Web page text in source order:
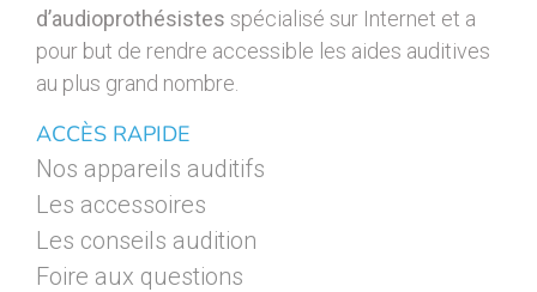
d’audioprothésistes spécialisé sur Internet et a
pour but de rendre accessible les aides auditives
au plus grand nombre.
ACCÈS RAPIDE
Nos appareils auditifs
Les accessoires
Les conseils audition
Foire aux questions